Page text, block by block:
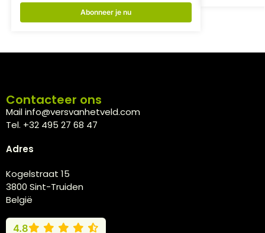
Abonneer je nu
Contacteer ons
Mail info@versvanhetveld.com
Tel. +32 495 27 68 47
Adres
Kogelstraat 15
3800 Sint-Truiden
België
4.8